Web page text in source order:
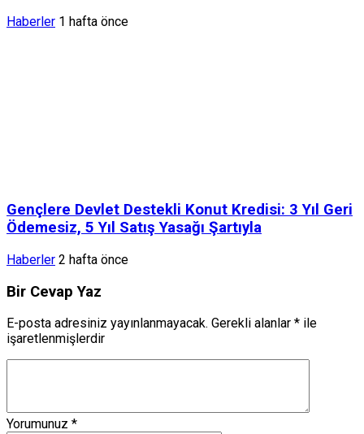
Haberler 1 hafta önce
Gençlere Devlet Destekli Konut Kredisi: 3 Yıl Geri
Ödemesiz, 5 Yıl Satış Yasağı Şartıyla
Haberler 2 hafta önce
Bir Cevap Yaz
E-posta adresiniz yayınlanmayacak. Gerekli alanlar * ile
işaretlenmişlerdir
Yorumunuz *